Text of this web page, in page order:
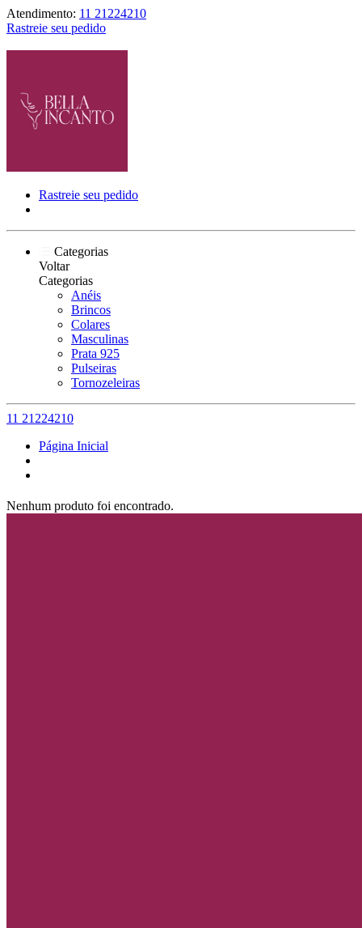
Atendimento: 11 21224210
Rastreie seu pedido
Rastreie seu pedido
Categorias
Voltar
Categorias
Anéis
Brincos
Colares
Masculinas
Prata 925
Pulseiras
Tornozeleiras
11 21224210
Página Inicial
Nenhum produto foi encontrado.